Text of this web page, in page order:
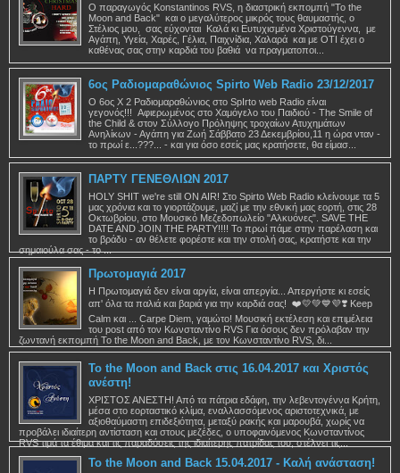
Ο παραγωγός Konstantinos RVS, η διαστρική εκπομπή "To the
Moon and Back" και ο μεγαλύτερος μικρός τους θαυμαστής, ο
Στέλιος μου, σας εύχονται Καλά κι Ευτυχισμένα Χριστούγεννα, με
Αγάπη, Υγεία, Χαρές, Γέλια, Παιχνίδια, Χαλαρά και με ΟΤΙ έχει ο
καθένας σας στην καρδιά του βαθιά να πραγματοποι...
6ος Ραδιομαραθώνιος Spirto Web Radio 23/12/2017
Ο 6ος Χ 2 Ραδιομαραθώνιος στο SpIrto web Radio είναι
γεγονός!!! Αφιερωμένος στο Χαμόγελο του Παιδιού - The Smile of
the Child & στον Σύλλογο Πρόληψης τροχαίων Ατυχημάτων
Ανηλίκων - Αγάπη για Ζωή Σάββατο 23 Δεκεμβρίου,11 η ώρα νταν -
το πρωί ε...???... - και για όσο εσείς μας κρατήσετε, θα είμασ...
ΠΑΡΤΥ ΓΕΝΕΘΛΙΩΝ 2017
HOLY SHIT we're still ON AIR! Στο Spirto Web Radio κλείνουμε τα 5
μας χρόνια και το γιορτάζουμε, μαζί με την εθνική μας εορτή, στις 28
Οκτωβρίου, στο Μουσικό Μεζεδοπωλείο "Αλκυόνες". SAVE THE
DATE AND JOIN THE PARTY!!!! Το πρωί πάμε στην παρέλαση και
το βράδυ - αν θέλετε φορέστε και την στολή σας, κρατήστε και την
σημαιούλα σας - το ...
Πρωτομαγιά 2017
Η Πρωτομαγιά δεν είναι αργία, είναι απεργία... Απεργήστε κι εσείς
απ' όλα τα παλιά και βαριά για την καρδιά σας! ❤️💛💚💙💜❣️ Keep
Calm και ... Carpe Diem, γαμώτο! Μουσική εκτέλεση και επιμέλεια
του post από τον Κωνσταντίνο RVS Για όσους δεν πρόλαβαν την
ζωντανή εκπομπή To the Moon and Back, με τον Κωνσταντίνο RVS, δι...
To the Moon and Back στις 16.04.2017 και Χριστός
ανέστη!
ΧΡΙΣΤΟΣ ΑΝΕΣΤΗ! Από τα πάτρια εδάφη, την λεβεντογέννα Κρήτη,
μέσα στο εορταστικό κλίμα, εναλλασσόμενος αριστοτεχνικά, με
αξιοθαύμαστη επιδεξιότητα, μεταξύ ρακής και μαρουβά, χωρίς να
προβάλει ιδιαίτερη αντίσταση και στους μεζέδες, ο υποφαινόμενος Κωνσταντίνος
RVS τιμά τα έθιμα και τις παραδόσεις της ιδιαίτερης πατρίδας του, στέλνει τις...
To the Moon and Back 15.04.2017 - Καλή ανάσταση!